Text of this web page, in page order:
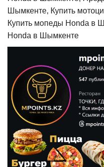
Шымкенте, Купить
Купить мопеды Honda в
Honda в Шымкенте